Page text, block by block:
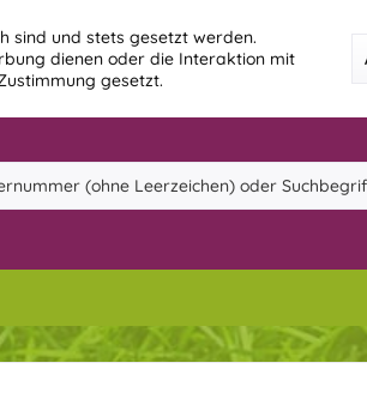
sind und stets gesetzt werden.
dienen oder die Interaktion mit
gesetzt.